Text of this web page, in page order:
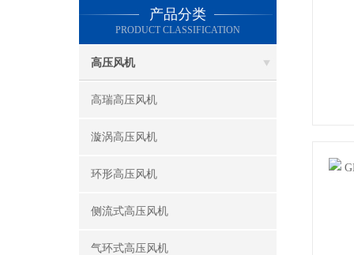
产品分类
PRODUCT CLASSIFICATION
高压风机
高瑞高压风机
漩涡高压风机
环形高压风机
侧流式高压风机
气环式高压风机